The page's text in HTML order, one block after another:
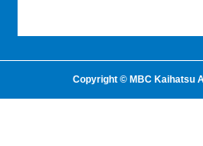
Copyright © MBC Kaihatsu